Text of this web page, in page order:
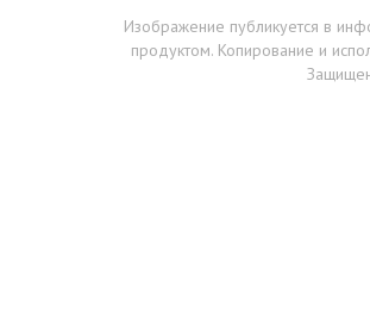
Изображение публикуется в
продуктом. Копирование и